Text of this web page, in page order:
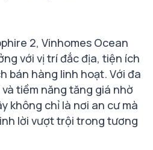
2, Vinhomes Ocean
với vị trí đắc địa, tiện ích
bán hàng linh hoạt. Với đa
tiềm năng tăng giá nhờ
không chỉ là nơi an cư mà
lời vượt trội trong tương